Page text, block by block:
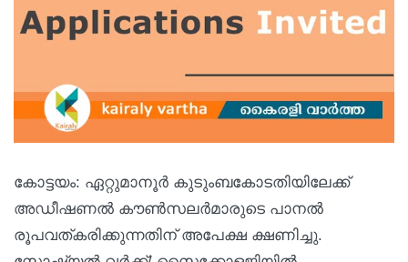
കോട്ടയം: ഏറ്റുമാനൂർ കുടുംബകോടതിയിലേക്ക്
അഡീഷണൽ കൗൺസലർമാരുടെ പാനൽ
രൂപവത്കരിക്കുന്നതിന് അപേക്ഷ ക്ഷണിച്ചു.